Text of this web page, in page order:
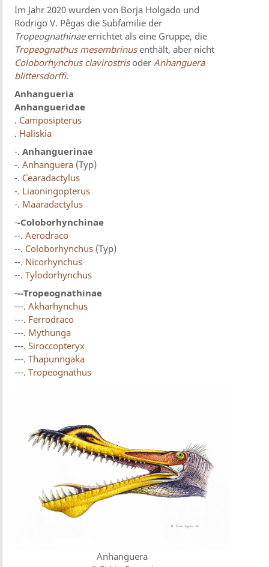
Im Jahr 2020 wurden von Borja Holgado und
Rodrigo V. Pêgas die Subfamilie der
Tropeognathinaeerrichtet als eine Gruppe, die
Tropeognathus mesembrinusenthält, aber nicht
Coloborhynchus clavirostrisoderAnhanguera
blittersdorffi.
Anhangueria
Anhangueridae
. Camposipterus
. Haliskia
-.Anhanguerinae
-.Anhanguera (Typ)
-. Cearadactylus
-. Liaoningopterus
-. Maaradactylus
--Coloborhynchinae
--.Aerodraco
--. Coloborhynchus (Typ)
--. Nicorhynchus
--.Tylodorhynchus
---Tropeognathinae
---.Akharhynchus
---. Ferrodraco
---. Mythunga
---.Siroccopteryx
---.Thapunngaka
---.Tropeognathus
Anhanguera